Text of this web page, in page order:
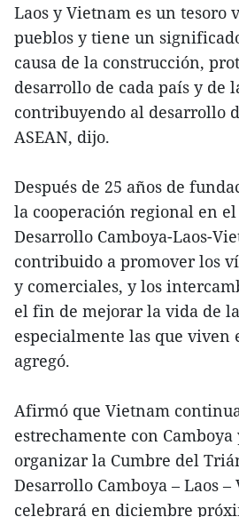
Laos y Vietnam es un tesoro
pueblos y tiene un
causa de la construcción,
desarrollo de cada país y de
contribuyendo al desarrollo
ASEAN, dijo.
Después de 25 años de
la cooperación regional en
Desarrollo Camboya-Laos-
contribuido a promover los
y comerciales, y los
el fin de mejorar la vida de
especialmente las que viven
agregó.
Afirmó que Vietnam
estrechamente con Camboya
organizar la Cumbre del
Desarrollo Camboya – Laos
celebrará en diciembre